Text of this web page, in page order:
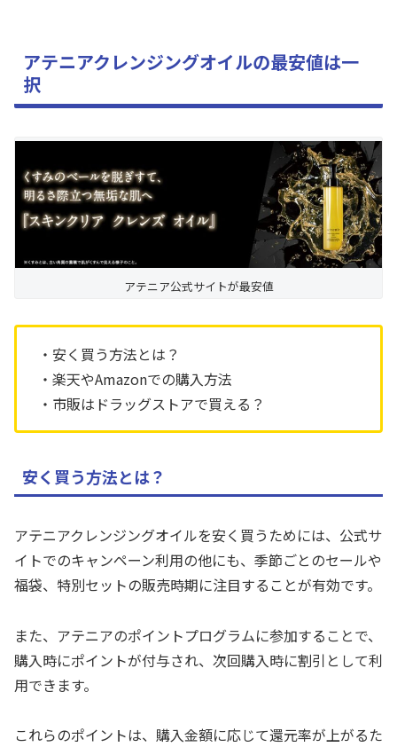
アテニアクレンジングオイルの最安値は一
択
アテニア公式サイトが最安値
・安く買う方法とは？
・楽天やAmazonでの購入方法
・市販はドラッグストアで買える？
安く買う方法とは？
アテニアクレンジングオイルを安く買うためには、公式サ
イトでのキャンペーン利用の他にも、季節ごとのセールや
福袋、特別セットの販売時期に注目することが有効です。
また、アテニアのポイントプログラムに参加することで、
購入時にポイントが付与され、次回購入時に割引として利
用できます。
これらのポイントは、購入金額に応じて還元率が上がるた